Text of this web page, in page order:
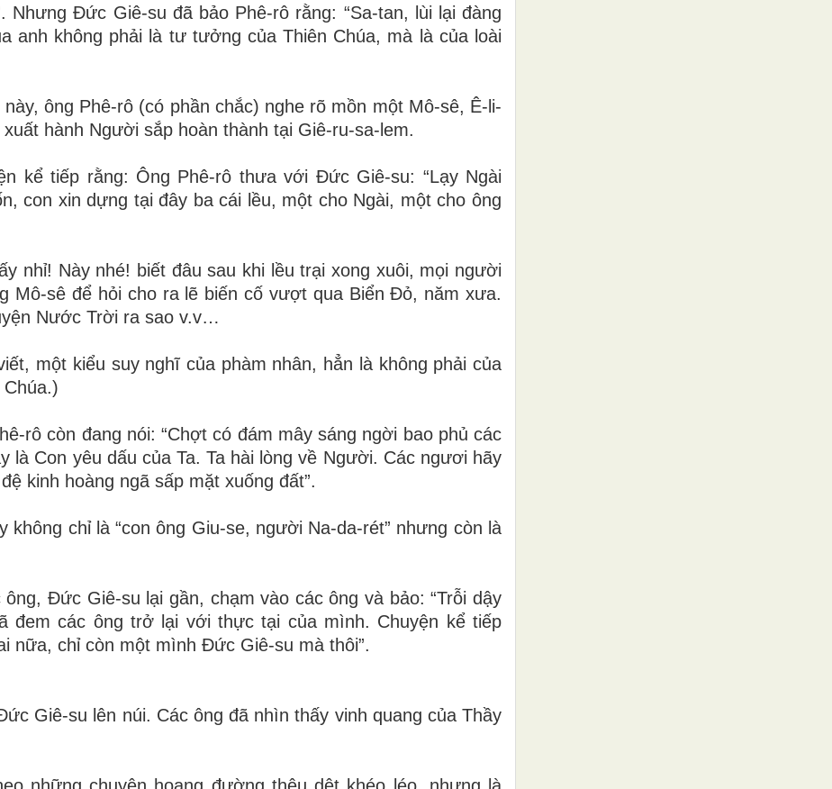
Nhưng Đức Giê-su đã bảo Phê-rô rằng: “Sa-tan, lùi lại đàng
anh không phải là tư tưởng của Thiên Chúa, mà là của loài
ông Phê-rô (có phần chắc) nghe rõ mồn một Mô-sê, Ê-li-
hành Người sắp hoàn thành tại Giê-ru-sa-lem.
kể tiếp rằng: Ông Phê-rô thưa với Đức Giê-su: “Lạy Ngài
con xin dựng tại đây ba cái lều, một cho Ngài, một cho ông
nhỉ! Này nhé! biết đâu sau khi lều trại xong xuôi, mọi người
Mô-sê để hỏi cho ra lẽ biến cố vượt qua Biển Đỏ, năm xưa.
Nước Trời ra sao v.v…
một kiểu suy nghĩ của phàm nhân, hẳn là không phải của
rô còn đang nói: “Chợt có đám mây sáng ngời bao phủ các
Con yêu dấu của Ta. Ta hài lòng về Người. Các ngươi hãy
kinh hoàng ngã sấp mặt xuống đất”.
chỉ là “con ông Giu-se, người Na-da-rét” nhưng còn là
Đức Giê-su lại gần, chạm vào các ông và bảo: “Trỗi dậy
đem các ông trở lại với thực tại của mình. Chuyện kể tiếp
nữa, chỉ còn một mình Đức Giê-su mà thôi”.
Giê-su lên núi. Các ông đã nhìn thấy vinh quang của Thầy
những chuyện hoang đường thêu dệt khéo léo, nhưng là